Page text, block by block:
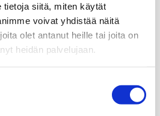
tietoja siitä, miten käytät
voivat yhdistää näitä
olet antanut heille tai joita on
heidän palvelujaan.